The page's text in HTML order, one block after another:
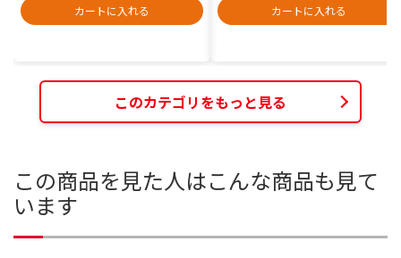
カートに入れる
カートに入れる
このカテゴリをもっと見る
この商品を見た人はこんな商品も見て
います